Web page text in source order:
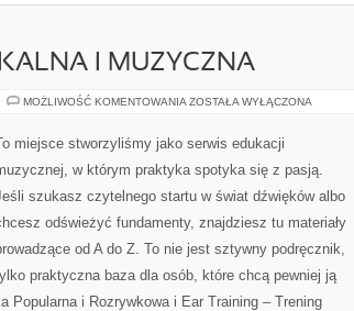
I MUZYCZNA
MOŻLIWOŚĆ KOMENTOWANIA IMPROWIZACJA
MUZYCZNA
ZOSTAŁA WYŁĄCZONA
miejsce stworzyliśmy jako serwis edukacji
w którym praktyka spotyka się z pasją.
szukasz czytelnego startu w świat dźwięków albo
odświeżyć fundamenty, znajdziesz tu materiały
od A do Z. To nie jest sztywny podręcznik,
praktyczna baza dla osób, które chcą pewniej ją
Popularna i Rozrywkowa i Ear Training – Trening